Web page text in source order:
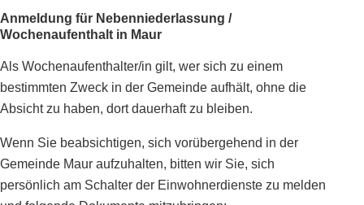
Anmeldung für Nebenniederlassung /
Wochenaufenthalt in Maur
Als Wochenaufenthalter/in gilt, wer sich zu einem
bestimmten Zweck in der Gemeinde aufhält, ohne die
Absicht zu haben, dort dauerhaft zu bleiben.
Wenn Sie beabsichtigen, sich vorübergehend in der
Gemeinde Maur aufzuhalten, bitten wir Sie, sich
persönlich am Schalter der Einwohnerdienste zu melden